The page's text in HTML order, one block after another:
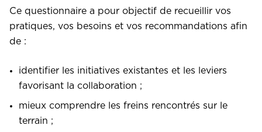
Ce questionnaire a pour objectif de recueillir vos
pratiques, vos besoins et vos recommandations afin
de :
identifier les initiatives existantes et les leviers
favorisant la collaboration ;
mieux comprendre les freins rencontrés sur le
terrain ;